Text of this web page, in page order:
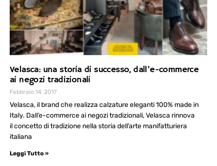
Velasca: una storia di successo, dall’e-commerce
ai negozi tradizionali
Febbraio 14, 2017
Velasca, il brand che realizza calzature eleganti 100% made in
Italy. Dall’e-commerce ai negozi tradizionali, Velasca rinnova
il concetto di tradizione nella storia dell’arte manifatturiera
italiana
Leggi Tutto »